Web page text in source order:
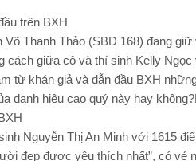
trên BXH
Thanh Thảo (SBD 168) đang
cách giữa cô và thí sinh Kelly
từ khán giả và dẫn đầu BXH
danh hiệu cao quý này hay
Nguyễn Thị An Minh với 1615
đẹp được yêu thích nhất”, có